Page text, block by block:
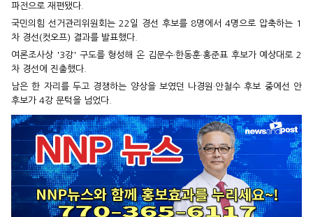
파전으로 재편됐다.
국민의힘 선거관리위원회는 22일 경선 후보를 8명에서 4명으로 압축하는 1
차 경선(컷오프) 결과를 발표했다.
여론조사상 '3강' 구도를 형성해 온 김문수·한동훈·홍준표 후보가 예상대로 2
차 경선에 진출했다.
남은 한 자리를 두고 경쟁하는 양상을 보였던 나경원·안철수 후보 중에선 안
후보가 4강 문턱을 넘었다.